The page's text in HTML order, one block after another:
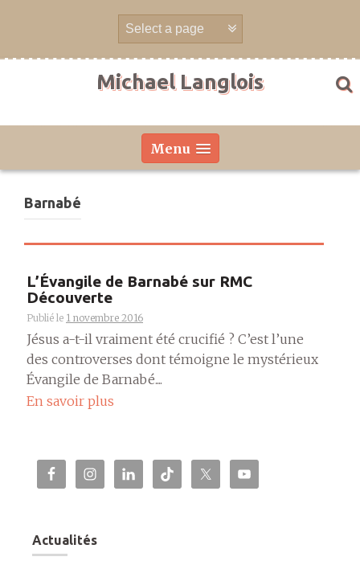
Michael Langlois
Menu
Barnabé
L’Évangile de Barnabé sur RMC
Découverte
Publié le 1 novembre 2016
Jésus a-t-il vraiment été crucifié ? C’est l’une
des controverses dont témoigne le mystérieux
Évangile de Barnabé....
En savoir plus
Actualités